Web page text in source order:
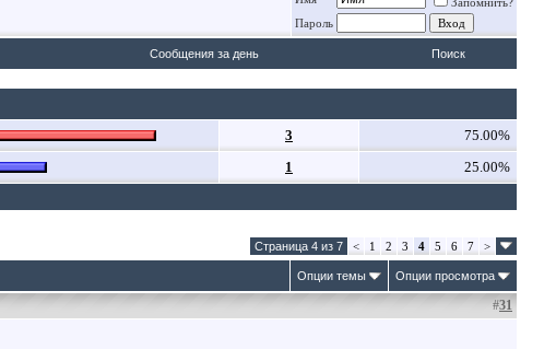
Пароль
Сообщения за день Поиск
3
75.00%
1 25.00%
Страница 4 из 7 < 1 2 3 4 5 6 7 >
Опции темы Опции просмотра
#31